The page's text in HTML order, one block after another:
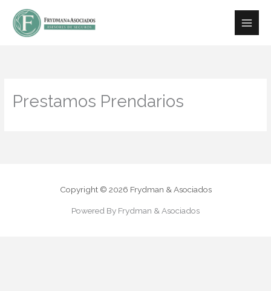
contenido
contenido
Prestamos Prendarios
Copyright © 2026 Frydman & Asociados
Powered By Frydman & Asociados